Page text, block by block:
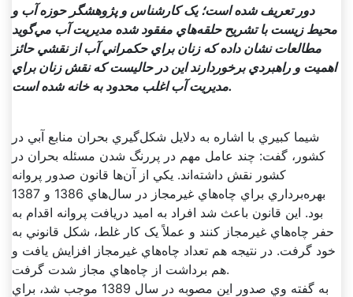
دور تعريف شده است؛ يک کارشناس و پژوهشگر حوزه آب و
محيط زيست با تشريح حلقه‌هاي مفقود شده مديريت آب مي‌گويد
مطالعات نشان داده که زنان براي حکمراني آب از نقشي حائز
اهميت و راهبردي برخوردارند اين در حاليست که نقش زنان براي
مديريت آب اغلب محدود به خانه شده است.
شيما کبيري با اشاره به دلايل شکل‌گيري بحران منابع آبي در
کشور، گفت: چند عامل مهم در پررنگ شدن مسئله بحران در
کشور نقش داشته‌اند. يکي از آن‌ها قانون صدور پروانه
بهره‌برداري براي چاه‌هاي غيرمجاز در سال‌هاي 1386 و 1387
بود. اين قانون باعث شد افراد به اميد دريافت پروانه اقدام به
حفر چاه‌هاي غيرمجاز کنند و عملاً يک کار غلط، شکل قانوني به
خود گرفت. در نتيجه هم تعداد چاه‌هاي غيرمجاز افزايش يافت و
هم برداشت از چاه‌هاي مجاز شدت گرفت.
به گفته وي صدور اين مصوبه در سال 1389 موجب شد، براي